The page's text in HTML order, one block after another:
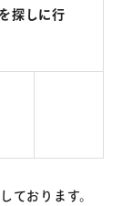
探しに行
ております。